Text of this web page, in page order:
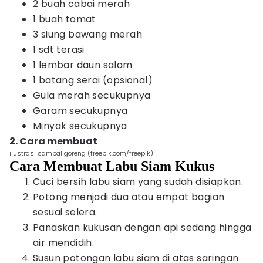
2 buah cabai merah
1 buah tomat
3 siung bawang merah
1 sdt terasi
1 lembar daun salam
1 batang serai (opsional)
Gula merah secukupnya
Garam secukupnya
Minyak secukupnya
2. Cara membuat
ilustrasi sambal goreng (freepik.com/freepik)
Cara Membuat Labu Siam Kukus
Cuci bersih labu siam yang sudah disiapkan.
Potong menjadi dua atau empat bagian
sesuai selera.
Panaskan kukusan dengan api sedang hingga
air mendidih.
Susun potongan labu siam di atas saringan